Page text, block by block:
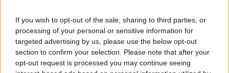
If you wish to opt-out of the sale, sharing to third parties, or
processing of your personal or sensitive information for
targeted advertising by us, please use the below opt-out
section to confirm your selection. Please note that after your
opt-out request is processed you may continue seeing
rifiutò la Costa Smeralda
Nuovo sportello rifiuti a Palau, una svolta per gli
utenti